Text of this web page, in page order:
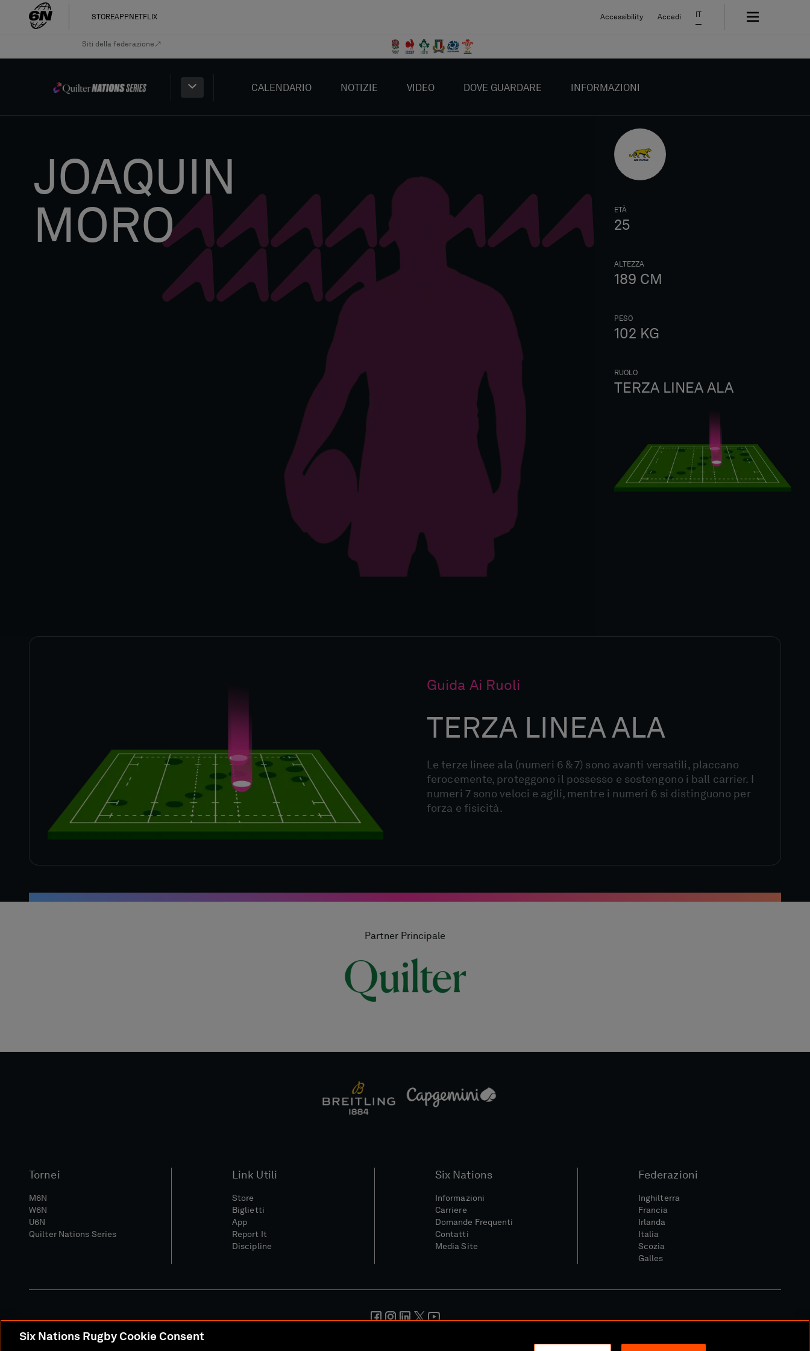
STOREAPP NETFLIX Accessibility Accedi IT
Siti della federazione
CALENDARIO NOTIZIE VIDEO DOVE GUARDARE INFORMAZIONI
JOAQUIN
MORO
ETÀ
25
ALTEZZA
189 CM
PESO
102 KG
RUOLO
TERZA LINEA ALA
Guida Ai Ruoli
TERZA LINEA ALA
Le terze linee ala (numeri 6 & 7) sono avanti versatili, placcano
ferocemente, proteggono il possesso e sostengono i ball carrier. I
numeri 7 sono veloci e agili, mentre i numeri 6 si distinguono per
forza e fisicità.
Partner Principale
Tornei
M6N
W6N
U6N
Quilter Nations Series
Link Utili
Store
Biglietti
App
Report It
Discipline
Six Nations
Informazioni
Carriere
Domande Frequenti
Contatti
Media Site
Federazioni
Inghilterra
Francia
Irlanda
Italia
Scozia
Galles
Politica Sociale E Digitale
Six Nations Rugby Cookie Consent